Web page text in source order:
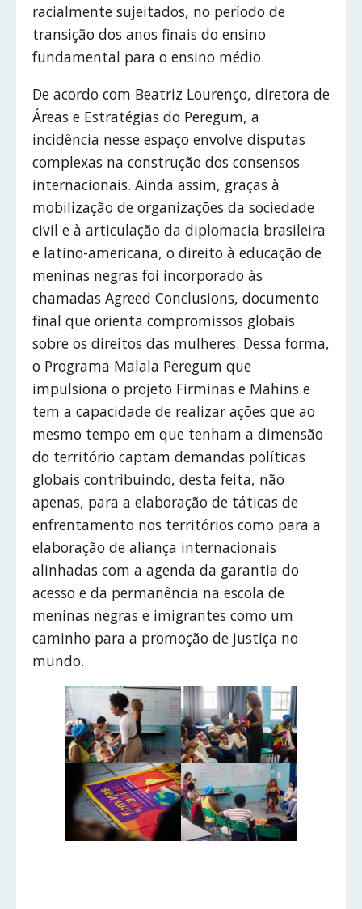
racialmente sujeitados, no período de
transição dos anos finais do ensino
fundamental para o ensino médio.
De acordo com Beatriz Lourenço, diretora de
Áreas e Estratégias do Peregum, a
incidência nesse espaço envolve disputas
complexas na construção dos consensos
internacionais. Ainda assim, graças à
mobilização de organizações da sociedade
civil e à articulação da diplomacia brasileira
e latino-americana, o direito à educação de
meninas negras foi incorporado às
chamadas Agreed Conclusions, documento
final que orienta compromissos globais
sobre os direitos das mulheres. Dessa forma,
o Programa Malala Peregum que
impulsiona o projeto Firminas e Mahins e
tem a capacidade de realizar ações que ao
mesmo tempo em que tenham a dimensão
do território captam demandas políticas
globais contribuindo, desta feita, não
apenas, para a elaboração de táticas de
enfrentamento nos territórios como para a
elaboração de aliança internacionais
alinhadas com a agenda da garantia do
acesso e da permanência na escola de
meninas negras e imigrantes como um
caminho para a promoção de justiça no
mundo.